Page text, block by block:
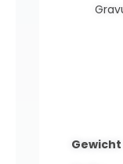
Gewicht